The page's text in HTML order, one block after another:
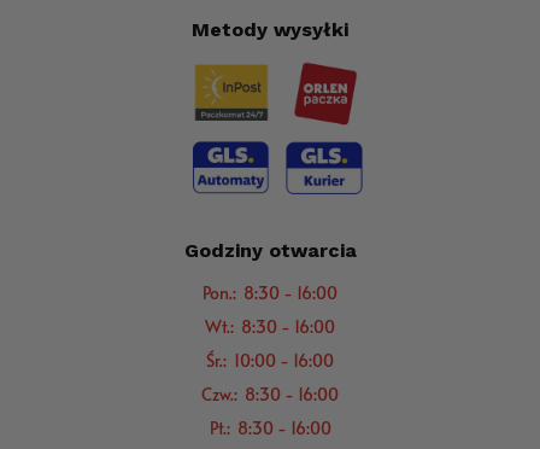
Metody wysyłki
Godziny otwarcia
Pon.: 8:30 - 16:00
Wt.: 8:30 - 16:00
Śr.: 10:00 - 16:00
Czw.: 8:30 - 16:00
Pt.: 8:30 - 16:00